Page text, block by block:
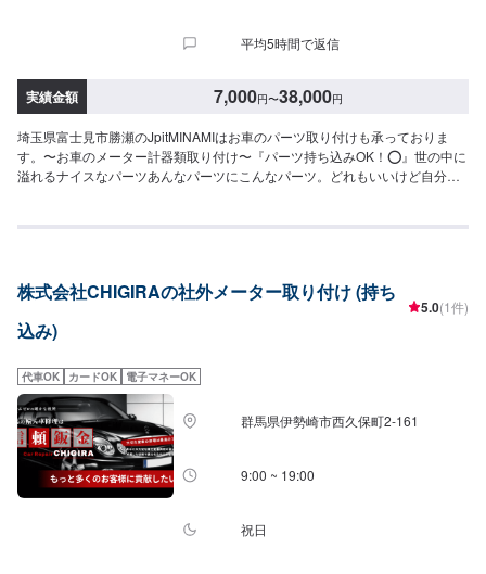
平均5時間で返信
実績金額 7,000円〜38,000円
埼玉県富士見市勝瀬のJpitMINAMIはお車のパーツ取り付けも承っておりま
す。〜お車のメーター計器類取り付け〜『パーツ持ち込みOK！⭕️』世の中に
溢れるナイスなパーツあんなパーツにこんなパーツ。どれもいいけど自分で
皆さんのピットワーカーにおまかせください。欲しくて買ったけどうまく付
始【4】仕上がり次第納車『代車について』代車をご用意しています。お車の
作業中は代車をご利用ください。※代車の燃料代はお客様にご負担いただいて
おります。『営業時間・定休日』営業時間：8:30〜18:00定休日：日・祝・第
株式会社CHIGIRAの社外メーター取り付け (持ち
込み)
5.0(1件)
代車OK カードOK 電子マネーOK
群馬県伊勢崎市西久保町2-161
9:00 ~ 19:00
祝日